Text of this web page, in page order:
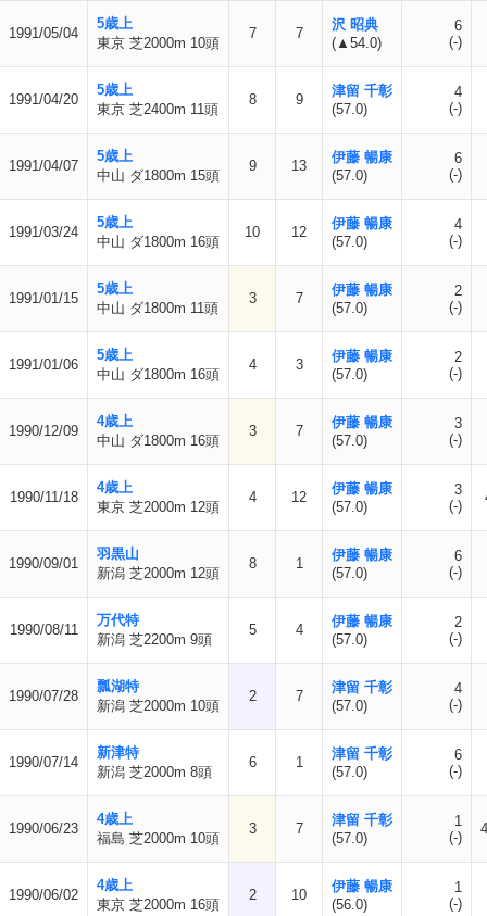
1991/05/04
5歳上
東京 芝2000m 10頭
7 7
沢 昭典
(▲54.0)
6
(-)
1991/04/20
5歳上
東京 芝2400m 11頭
8 9
津留 千彰
(57.0)
4
(-)
1991/04/07
5歳上
中山 ダ1800m 15頭
9 13
伊藤 暢康
(57.0)
6
(-)
1991/03/24
5歳上
中山 ダ1800m 16頭
10 12
伊藤 暢康
(57.0)
4
(-)
1991/01/15
5歳上
中山 ダ1800m 11頭
3 7
伊藤 暢康
(57.0)
2
(-)
1991/01/06
5歳上
中山 ダ1800m 16頭
4 3
伊藤 暢康
(57.0)
2
(-)
1990/12/09
4歳上
中山 ダ1800m 16頭
3 7
伊藤 暢康
(57.0)
3
(-)
1990/11/18
4歳上
東京 芝2000m 12頭
4 12
伊藤 暢康
(57.0)
3
(-)
1990/09/01
羽黒山
新潟 芝2000m 12頭
8 1
伊藤 暢康
(57.0)
6
(-)
1990/08/11
万代特
新潟 芝2200m 9頭
5 4
伊藤 暢康
(57.0)
2
(-)
1990/07/28
瓢湖特
新潟 芝2000m 10頭
2 7
津留 千彰
(57.0)
4
(-)
1990/07/14
新津特
新潟 芝2000m 8頭
6 1
津留 千彰
(57.0)
6
(-)
1990/06/23
4歳上
福島 芝2000m 10頭
3 7
津留 千彰
(57.0)
1
(-)
1990/06/02
4歳上
東京 芝2000m 16頭
2 10
伊藤 暢康
(56.0)
1
(-)